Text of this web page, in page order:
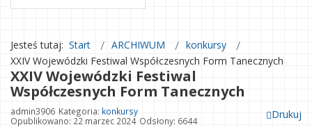
Jesteś tutaj: Start ARCHIWUM
konkursy
XXIV Wojewódzki Festiwal Współczesnych Form Tanecznych
XXIV Wojewódzki Festiwal
Współczesnych Form Tanecznych
Drukuj
admin3906 Kategoria: konkursy
Opublikowano: 22 marzec 2024 Odsłony: 6644